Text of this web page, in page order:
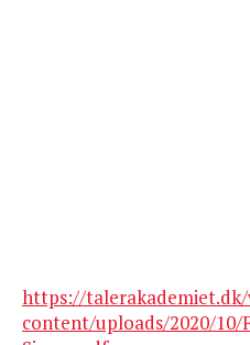
https://
content/uploads/2020/10/